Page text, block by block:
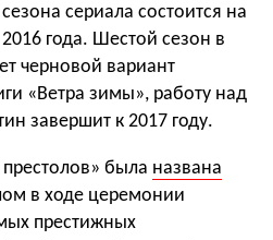
сериала состоится на
года. Шестой сезон в
черновой вариант
«Ветра зимы», работу над
завершит к 2017 году.
была названа
в ходе церемонии
престижных